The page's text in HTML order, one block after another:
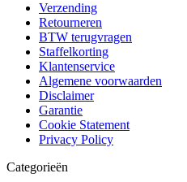
Verzending
Retourneren
BTW terugvragen
Staffelkorting
Klantenservice
Algemene voorwaarden
Disclaimer
Garantie
Cookie Statement
Privacy Policy
Categorieën